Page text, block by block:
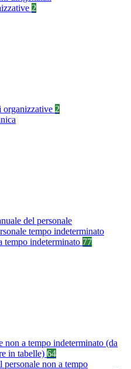
2
organizzative 2
del personale
tempo indeterminato
tempo indeterminato 77
non a tempo indeterminato (da
in tabelle) 64
personale non a tempo